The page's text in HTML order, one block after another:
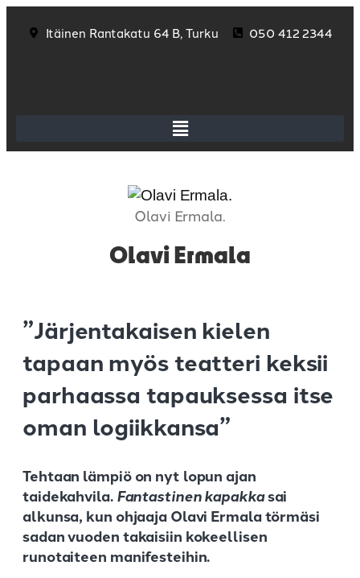
Itäinen Rantakatu 64 B, Turku 050 412 2344
Olavi Ermala.
Olavi Ermala
”Järjentakaisen kielen
tapaan myös teatteri keksii
parhaassa tapauksessa itse
oman logiikkansa”
Tehtaan lämpiö on nyt lopun ajan
taidekahvila.Fantastinen kapakkasai
alkunsa, kun ohjaaja Olavi Ermala törmäsi
sadan vuoden takaisiin kokeellisen
runotaiteen manifesteihin.